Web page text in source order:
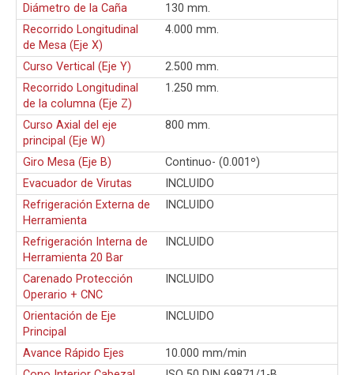
Diámetro de la Caña
130 mm.
Recorrido Longitudinal
de Mesa (Eje X)
4.000 mm.
Curso Vertical (Eje Y)
2.500 mm.
Recorrido Longitudinal
de la columna (Eje Z)
1.250 mm.
Curso Axial del eje
principal (Eje W)
800 mm.
Giro Mesa (Eje B)
Continuo- (0.001º)
Evacuador de Virutas
INCLUIDO
Refrigeración Externa de
Herramienta
INCLUIDO
Refrigeración Interna de
Herramienta 20 Bar
INCLUIDO
Carenado Protección
Operario + CNC
INCLUIDO
Orientación de Eje
Principal
INCLUIDO
Avance Rápido Ejes
10.000 mm/min